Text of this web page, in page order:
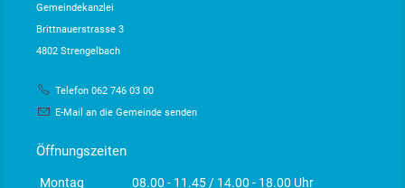
Gemeindekanzlei
Brittnauerstrasse 3
4802 Strengelbach
Telefon 062 746 03 00
E-Mail an die Gemeinde senden
Öffnungszeiten
Montag
08.00 - 11.45 / 14.00 - 18.00 Uhr